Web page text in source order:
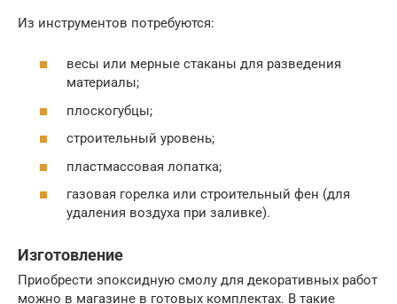
Из инструментов потребуются:
весы или мерные стаканы для разведения
материалы;
плоскогубцы;
строительный уровень;
пластмассовая лопатка;
газовая горелка или строительный фен (для
удаления воздуха при заливке).
Изготовление
Приобрести эпоксидную смолу для декоративных работ
можно в магазине в готовых комплектах. В такие